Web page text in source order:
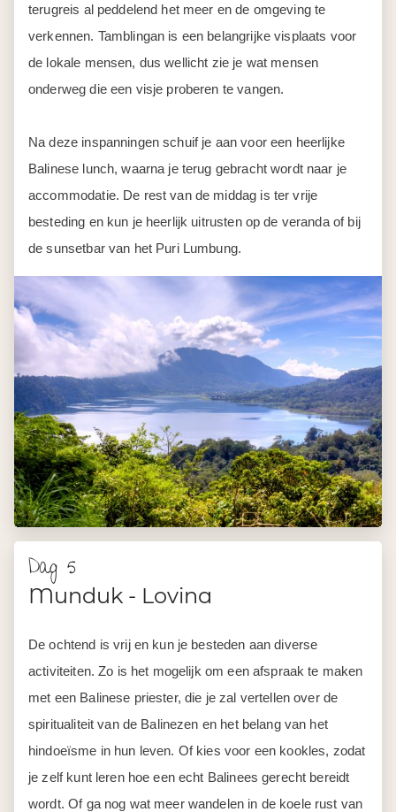
terugreis al peddelend het meer en de omgeving te
verkennen. Tamblingan is een belangrijke visplaats voor
de lokale mensen, dus wellicht zie je wat mensen
onderweg die een visje proberen te vangen.
Na deze inspanningen schuif je aan voor een heerlijke
Balinese lunch, waarna je terug gebracht wordt naar je
accommodatie. De rest van de middag is ter vrije
besteding en kun je heerlijk uitrusten op de veranda of bij
de sunsetbar van het Puri Lumbung.
Dag 5
Munduk - Lovina
De ochtend is vrij en kun je besteden aan diverse
activiteiten. Zo is het mogelijk om een afspraak te maken
met een Balinese priester, die je zal vertellen over de
spiritualiteit van de Balinezen en het belang van het
hindoeïsme in hun leven. Of kies voor een kookles, zodat
je zelf kunt leren hoe een echt Balinees gerecht bereidt
wordt. Of ga nog wat meer wandelen in de koele rust van